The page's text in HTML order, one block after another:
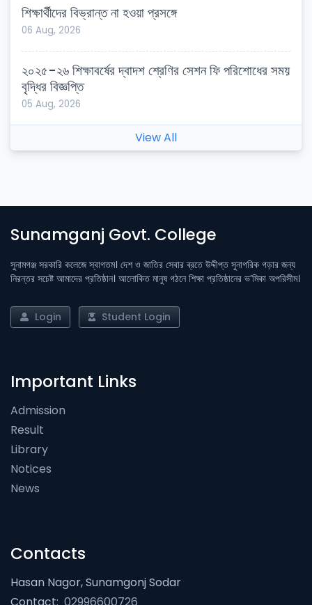
শিক্ষার্থীদের বিভ্রান্ত না হওয়া প্রসঙ্গে
06 Aug, 2026
২০২৫-২৬ শিক্ষাবর্ষের দ্বাদশ শ্রেণির সেশন ফি পরিশোধের সময়
বৃদ্ধির বিজ্ঞপ্তি
05 Aug, 2026
View All
Sunamganj Govt. College
সুনামগঞ্জ সরকারি কলেজে স্বাগতম। দেশ ও জাতির সেবার ব্রতে উদ্দীপ্ত সুনাগরিক গড়ার জন্য
নিরন্তর সচেষ্ট আমাদের প্রতিষ্ঠান। আলোকিত মানুষ গঠনে শিক্ষা প্রতিষ্ঠানের ভ’মিকা অপরিসীম।
Login Student Login
Important Links
Admission
Result
Library
Notices
News
Contacts
Hasan Nagor, Sunamgonj Sodar